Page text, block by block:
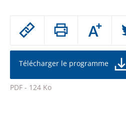
Passer
partage
de
l'article
pour
Augmenter
ou
la
de
police
Télécharger le programme
PDF - 124 Ko